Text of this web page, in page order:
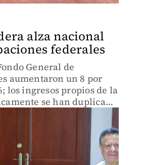
alza nacional
federales
General de
aumentaron un 8 por
los ingresos propios de la
se han duplicado